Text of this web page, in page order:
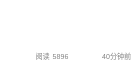
阅读 5896 40分钟前